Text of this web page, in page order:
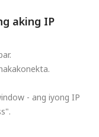
aking IP
- ang iyong IP